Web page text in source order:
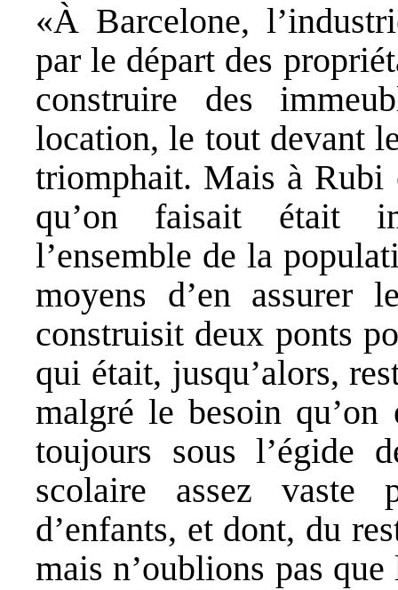
«À Barcelone,
par le départ des
construire des
location, le tout devant
triomphait. Mais à Rubi
qu’on faisait était
l’ensemble de la
moyens d’en assurer
construisit deux ponts
qui était, jusqu’alors,
malgré le besoin
toujours sous l’égide
scolaire assez vaste
d’enfants, et dont, du
mais n’oublions pas